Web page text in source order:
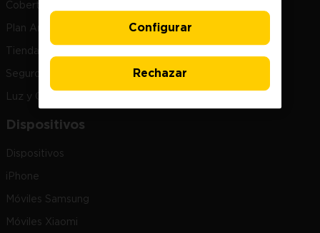
Cobertura Fibra
Plan Amigo
Tiendas Jazztel
Seguro Hogar
Luz y Gas Jazztel
Dispositivos
Dispositivos
iPhone
Móviles Samsung
Móviles Xiaomi
Configurar
Rechazar